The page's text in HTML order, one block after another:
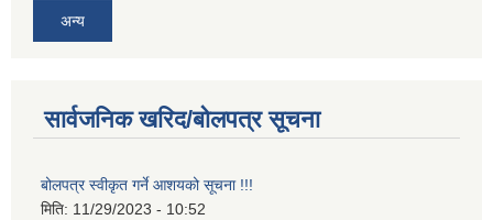
अन्य
सार्वजनिक खरिद/बोलपत्र सूचना
बोलपत्र स्वीकृत गर्ने आशयको सूचना !!!
मिति: 11/29/2023 - 10:52